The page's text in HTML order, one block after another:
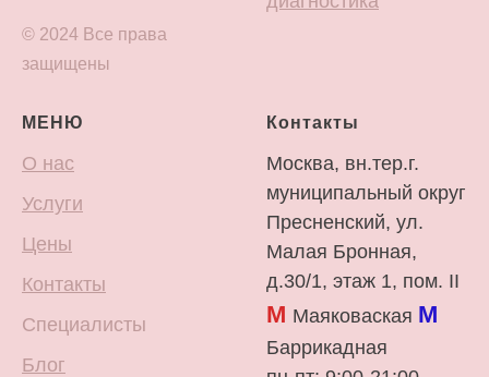
© 2024 Все права
защищены
МЕНЮ
О нас
Услуги
Цены
Контакты
Специалисты
Блог
Контакты
Москва, вн.тер.г.
муниципальный округ
Пресненский, ул.
Малая Бронная,
д.30/1, этаж 1, пом. II
М Маяковаская М
Баррикадная